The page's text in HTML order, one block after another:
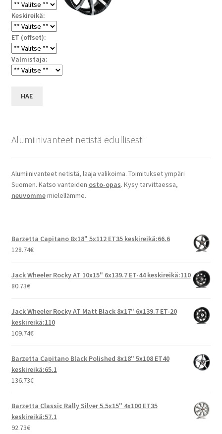
Keskireikä:
ET (offset):
Valmistaja:
HAE
Alumiinivanteet netistä edullisesti
Alumiinivanteet netistä, laaja valikoima. Toimitukset ympäri
Suomen. Katso vanteiden osto-opas. Kysy tarvittaessa,
neuvommemielellämme.
Barzetta Capitano 8x18" 5x112 ET35 keskireikä:66.6
128.74€
Jack Wheeler Rocky AT 10x15" 6x139.7 ET-44 keskireikä:110
80.73€
Jack Wheeler Rocky AT Matt Black 8x17" 6x139.7 ET-20
keskireikä:110
109.74€
Barzetta Capitano Black Polished 8x18" 5x108 ET40
keskireikä:65.1
136.73€
Barzetta Classic Rally Silver 5.5x15" 4x100 ET35
keskireikä:57.1
92.73€